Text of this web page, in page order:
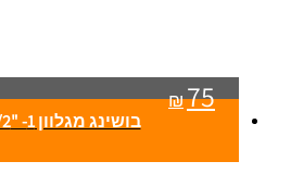
₪75
בושינג מגלוון 1- "1-1/2